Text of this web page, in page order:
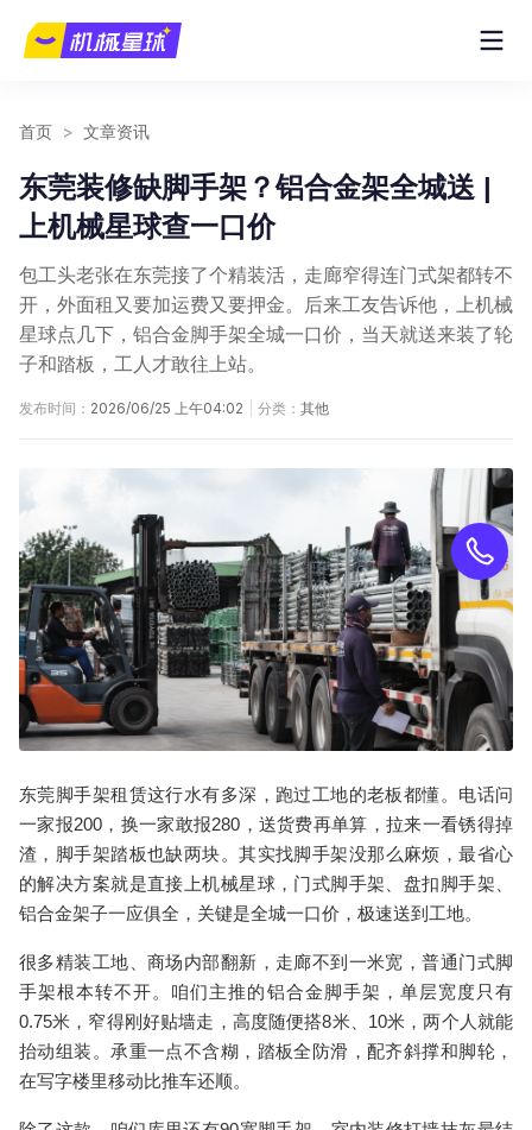
首页 > 文章资讯
东莞装修缺脚手架？铝合金架全城送 |
上机械星球查一口价
包工头老张在东莞接了个精装活，走廊窄得连门式架都转不
开，外面租又要加运费又要押金。后来工友告诉他，上机械
星球点几下，铝合金脚手架全城一口价，当天就送来装了轮
子和踏板，工人才敢往上站。
发布时间： 2026/06/25 上午04:02 分类： 其他
东莞脚手架租赁这行水有多深，跑过工地的老板都懂。电话问
一家报200，换一家敢报280，送货费再单算，拉来一看锈得掉
渣， 脚手架踏板也缺两块。其实找脚手架没那么麻烦，最省心
的解决方案就是直接上机械星球，门式脚手架、盘扣脚手架、
铝合金架子一应俱全，关键是全城一口价，极速送到工地。
很多精装工地、商场内部翻新，走廊不到一米宽，普通门式脚
手架根本转不开。咱们主推的铝合金脚手架 ，单层宽度只有
0.75米，窄得刚好贴墙走，高度随便搭8米、10米，两个人就能
抬动组装。承重一点不含糊，踏板全防滑，配齐斜撑和脚轮，
在写字楼里移动比推车还顺。